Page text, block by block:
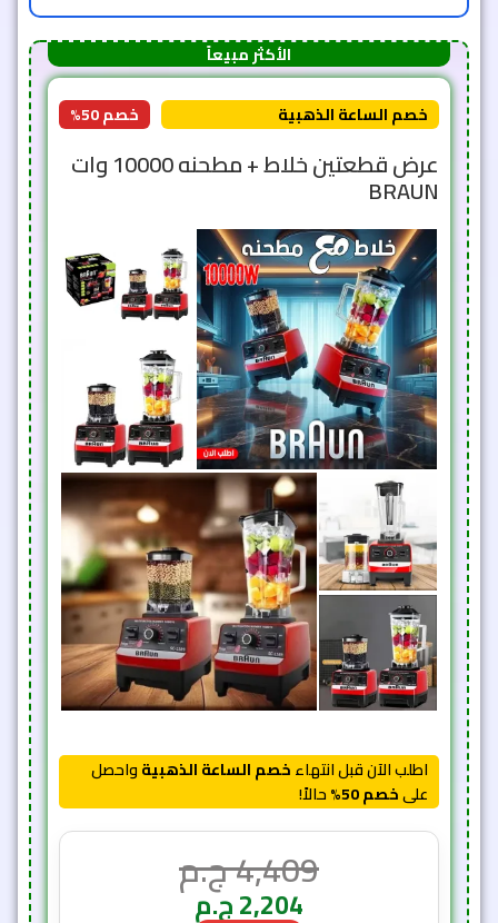
الأكثر مبيعاً
خصم الساعة الذهبية خصم 50%
عرض قطعتين خلاط + مطحنه 10000 وات
BRAUN
اطلب الآن قبل انتهاءخصم الساعة الذهبيةواحصل
علىخصم 50% حالاً!
4,409ج.م
2,204ج.م